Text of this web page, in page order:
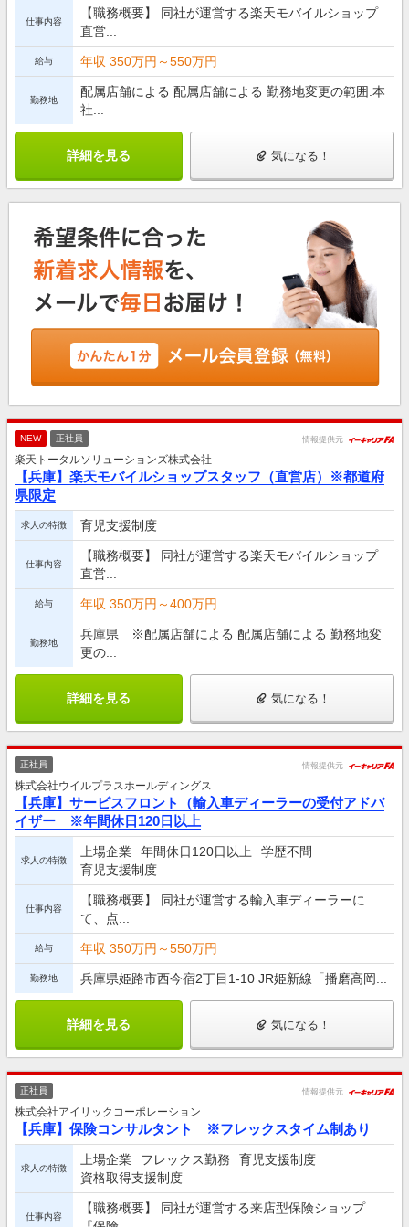
仕事内容
【職務概要】 同社が運営する楽天モバイルショップ
直営...
給与 年収 350万円～550万円
勤務地
配属店舗による 配属店舗による 勤務地変更の範囲:本
社...
詳細を見る 気になる！
NEW 正社員 情報提供元
楽天トータルソリューションズ株式会社
【兵庫】楽天モバイルショップスタッフ（直営店）※都道府
県限定
求人の特徴 育児支援制度
仕事内容
【職務概要】 同社が運営する楽天モバイルショップ
直営...
給与 年収 350万円～400万円
勤務地
兵庫県 ※配属店舗による 配属店舗による 勤務地変
更の...
詳細を見る 気になる！
正社員 情報提供元
株式会社ウイルプラスホールディングス
【兵庫】サービスフロント（輸入車ディーラーの受付アドバ
イザー ※年間休日120日以上
求人の特徴
上場企業 年間休日120日以上
学歴不問
育児支援制度
仕事内容
【職務概要】 同社が運営する輸入車ディーラーに
て、点...
給与 年収 350万円～550万円
勤務地 兵庫県姫路市西今宿2丁目1-10 JR姫新線「播磨高岡...
詳細を見る 気になる！
正社員 情報提供元
株式会社アイリックコーポレーション
【兵庫】保険コンサルタント ※フレックスタイム制あり
求人の特徴
上場企業 フレックス勤務
育児支援制度
資格取得支援制度
仕事内容
【職務概要】 同社が運営する来店型保険ショップ